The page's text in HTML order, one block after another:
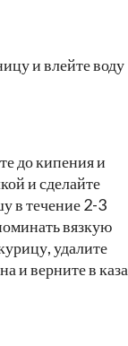
и влейте воду
до кипения и
и сделайте
в течение 2-3
вязкую
удалите
и верните в